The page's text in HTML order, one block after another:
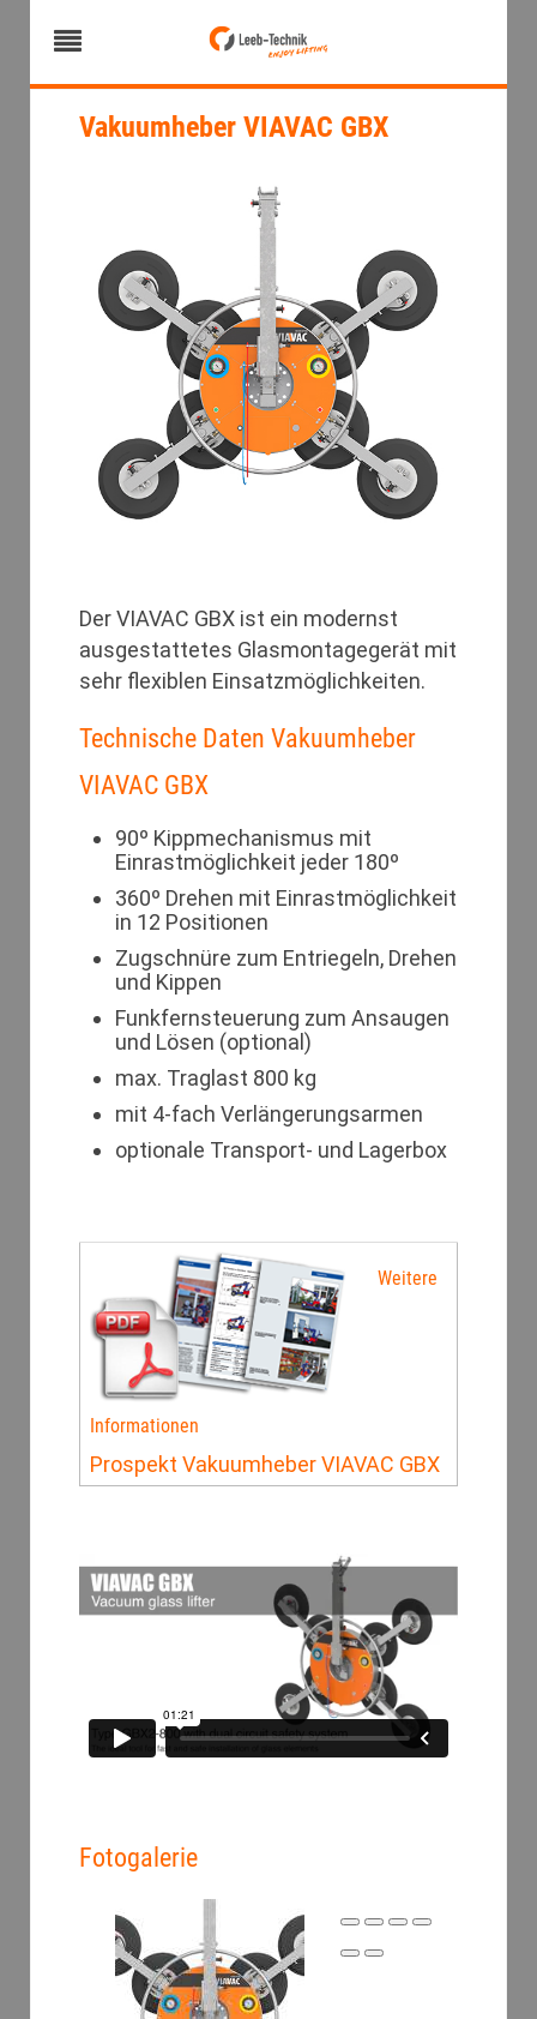
Vakuumheber VIAVAC GBX
Der VIAVAC GBX ist ein modernst
ausgestattetes Glasmontagegerät mit
sehr flexiblen Einsatzmöglichkeiten.
Technische Daten Vakuumheber
VIAVAC GBX
90º Kippmechanismus mit
Einrastmöglichkeit jeder 180º
360º Drehen mit Einrastmöglichkeit
in 12 Positionen
Zugschnüre zum Entriegeln, Drehen
und Kippen
Funkfernsteuerung zum Ansaugen
und Lösen (optional)
max. Traglast 800 kg
mit 4-fach Verlängerungsarmen
optionale Transport- und Lagerbox
Weitere
Informationen
Prospekt Vakuumheber VIAVAC GBX
Fotogalerie